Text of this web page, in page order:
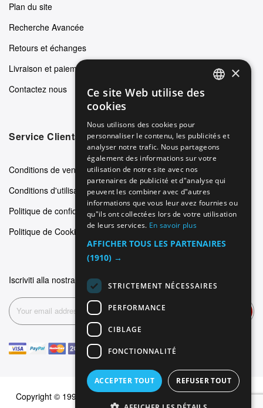
Plan du site
Recherche Avancée
Retours et échanges
Livraison et paiements
Contactez nous
Service Clients
Conditions de vente
Conditions d'utilisation
Politique de confidentialité
Politique de Cookie
Iscriviti alla nostra newsletter
Copyright © 1999-2026 Dominus Piercing. Tous les droits sont
ITALIAN
SPANISH
FRENCH
×
Ce site Web utilise des
cookies
Nous utilisons des cookies pour
personnaliser le contenu, les publicités et
analyser notre trafic. Nous partageons
également des informations sur votre
utilisation de notre site avec nos
partenaires de publicité et d"analyse qui
peuvent les combiner avec d"autres
informations que vous leur avez fournies ou
qu"ils ont collectées lors de votre utilisation
de leurs services. En savoir plus
AFFICHER TOUS LES PARTENAIRES
(1910) →
STRICTEMENT NÉCESSAIRES
PERFORMANCE
CIBLAGE
FONCTIONNALITÉ
ACCEPTER TOUT REFUSER TOUT